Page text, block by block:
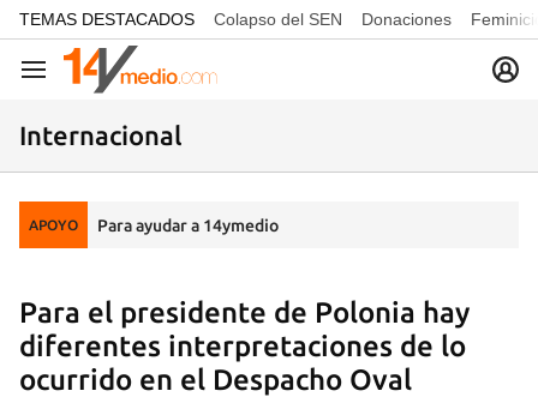
common.go-to-content
TEMAS DESTACADOS Colapso del SEN Donaciones
Navegación
Internacional
APOYO Para ayudar a 14ymedio
Para el presidente de Polonia hay
diferentes interpretaciones de lo
ocurrido en el Despacho Oval